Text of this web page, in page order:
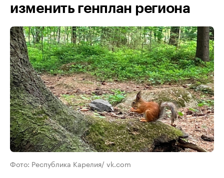
изменить генплан региона
Фото: Республика Карелия/ vk.com